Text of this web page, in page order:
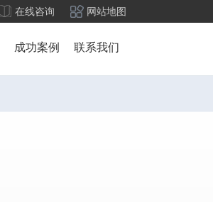
在线咨询 网站地图
成功案例 联系我们